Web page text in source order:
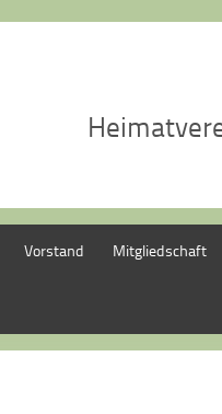
Vorstand Mitgliedschaft